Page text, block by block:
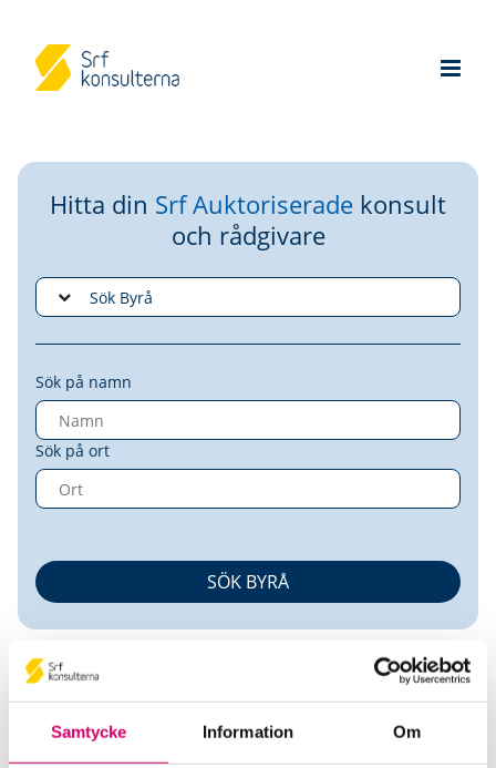
Samtycke Information Om
Hitta din Srf Auktoriserade konsult
och rådgivare
Sök på namn
Sök på ort